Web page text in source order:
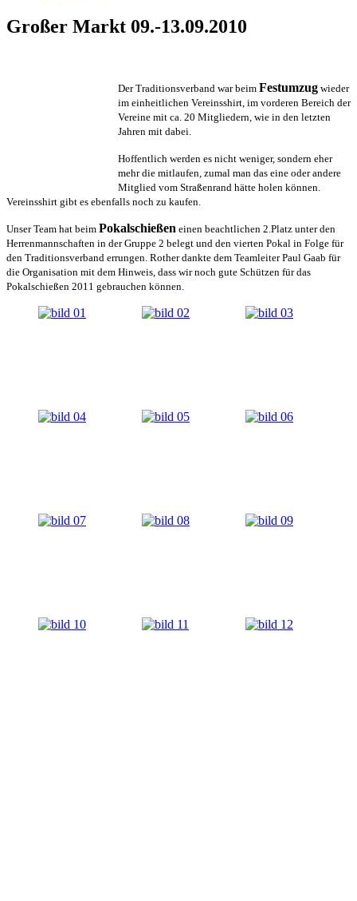
Großer Markt 09.-13.09.2010
Der Traditionsverband war beim Festumzug wieder
im einheitlichen Vereinsshirt, im vorderen Bereich der
Vereine mit ca. 20 Mitgliedern, wie in den letzten
Jahren mit dabei.
Hoffentlich werden es nicht weniger, sondern eher
mehr die mitlaufen, zumal man das eine oder andere
Mitglied vom Straßenrand hätte holen können.
Vereinsshirt gibt es ebenfalls noch zu kaufen.
Unser Team hat beim Pokalschießen einen beachtlichen 2.Platz unter den
Herrenmannschaften in der Gruppe 2 belegt und den vierten Pokal in Folge für
den Traditionsverband errungen. Rother dankte dem Teamleiter Paul Gaab für
die Organisation mit dem Hinweis, dass wir noch gute Schützen für das
Pokalschießen 2011 gebrauchen können.